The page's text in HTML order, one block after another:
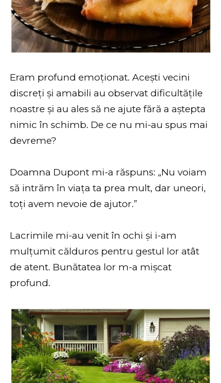
Eram profund emoționat. Acești vecini
discreți și amabili au observat dificultățile
noastre și au ales să ne ajute fără a aștepta
nimic în schimb. De ce nu mi-au spus mai
devreme?
Doamna Dupont mi-a răspuns: „Nu voiam
să intrăm în viața ta prea mult, dar uneori,
toți avem nevoie de ajutor.”
Lacrimile mi-au venit în ochi și i-am
mulțumit călduros pentru gestul lor atât
de atent. Bunătatea lor m-a mișcat
profund.